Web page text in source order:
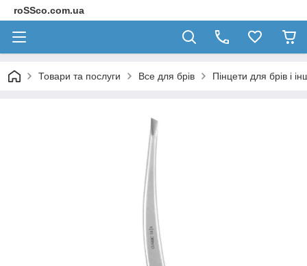
roSSco.com.ua
Товари та послуги Все для брів Пінцети для брів і